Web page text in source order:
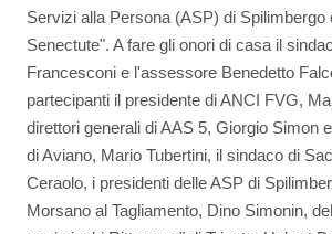
Servizi alla Persona (ASP) di Spilimbergo
Senectute". A fare gli onori di casa il
Francesconi e l'assessore Benedetto
partecipanti il presidente di ANCI FVG,
direttori generali di AAS 5, Giorgio Simon
di Aviano, Mario Tubertini, il sindaco di
Ceraolo, i presidenti delle ASP di
Morsano al Tagliamento, Dino Simonin,